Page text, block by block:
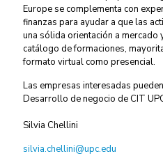
Europe se complementa con
finanzas para ayudar a que las
una sólida orientación a mercado
catálogo de formaciones,
formato virtual como presencial.
Las empresas interesadas
Desarrollo de negocio de CIT
Silvia Chellini
silvia.chellini@upc.edu